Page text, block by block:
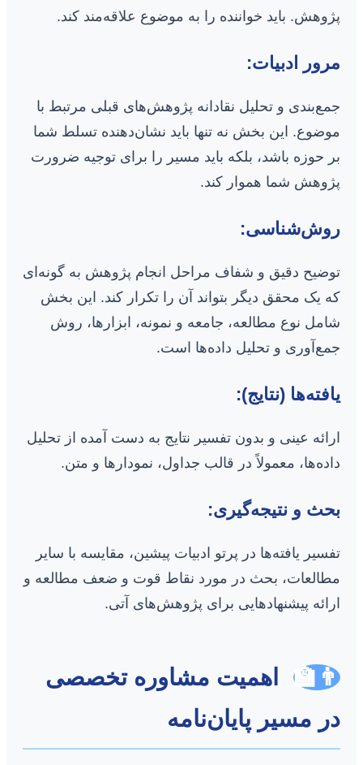
پژوهش. باید خواننده را به موضوع علاقه‌مند کند.
مرور ادبیات:
جمع‌بندی و تحلیل نقادانه پژوهش‌های قبلی مرتبط با
موضوع. این بخش نه تنها باید نشان‌دهنده تسلط شما
بر حوزه باشد، بلکه باید مسیر را برای توجیه ضرورت
پژوهش شما هموار کند.
روش‌شناسی:
توضیح دقیق و شفاف مراحل انجام پژوهش به گونه‌ای
که یک محقق دیگر بتواند آن را تکرار کند. این بخش
شامل نوع مطالعه، جامعه و نمونه، ابزارها، روش
جمع‌آوری و تحلیل داده‌ها است.
یافته‌ها (نتایج):
ارائه عینی و بدون تفسیر نتایج به دست آمده از تحلیل
داده‌ها، معمولاً در قالب جداول، نمودارها و متن.
بحث و نتیجه‌گیری:
تفسیر یافته‌ها در پرتو ادبیات پیشین، مقایسه با سایر
مطالعات، بحث در مورد نقاط قوت و ضعف مطالعه و
ارائه پیشنهادهایی برای پژوهش‌های آتی.
👨‍🏫
اهمیت مشاوره تخصصی
در مسیر پایان‌نامه